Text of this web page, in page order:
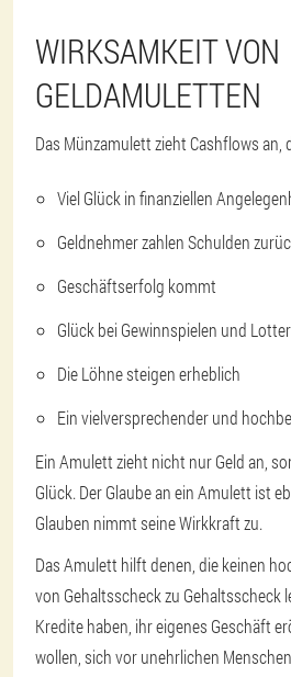
WIRKSAMKEIT VON
GELDAMULETTEN
Das Münzamulett zieht Cashflows an,
Viel Glück in finanziellen
Geldnehmer zahlen Schulden
Geschäftserfolg kommt
Glück bei Gewinnspielen und
Die Löhne steigen erheblich
Ein vielversprechender und
Ein Amulett zieht nicht nur Geld an,
Glück. Der Glaube an ein Amulett ist
Glauben nimmt seine Wirkkraft zu.
Das Amulett hilft denen, die keinen
von Gehaltsscheck zu Gehaltsscheck
Kredite haben, ihr eigenes Geschäft
wollen, sich vor unehrlichen